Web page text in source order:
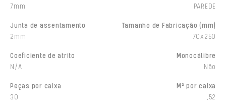
7mm
PAREDE
Junta de assentamento
2mm
Tamanho de Fabricação (mm)
70x250
Coeficiente de atrito
N/A
Monocálibre
Não
Peças por caixa
30
M² por caixa
,52